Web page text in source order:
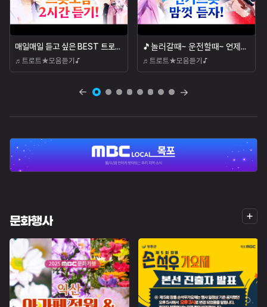
매일매일 듣고 싶은 BEST 트로트 2시간 연속으로 듣기!! 시간순삭!!! #장윤정 #임영웅 #트...
♬트로트★모음듣기♪
🎵놀러갈때~ 운전할때~ 언제든 들어도 좋은 신나는 TOP 인기트로트 ...
♬트로트★모음듣기♪
문화행사
더
기